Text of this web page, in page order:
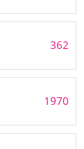
362
1970